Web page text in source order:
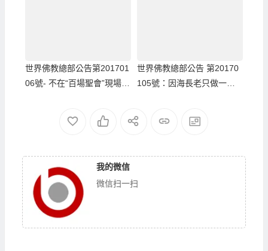
世界佛教總部公告第201701
06號- 不在“百場聖會”現場修
世界佛教總部公告 第20170
105號：因海長老只做一件
我的微信
微信扫一扫